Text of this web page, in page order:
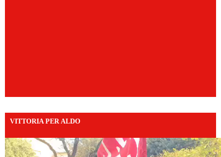
VITTORIA PER ALDO